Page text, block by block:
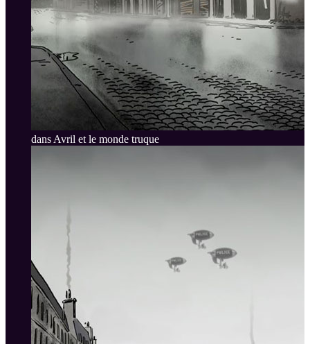
dans Avril et le monde truque